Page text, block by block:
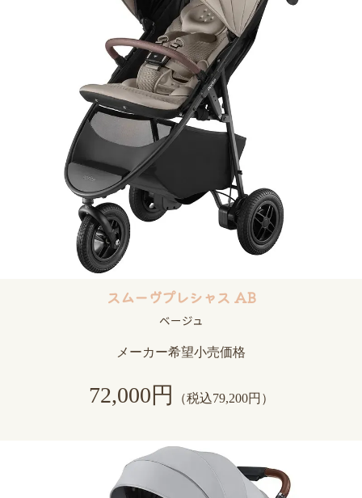
スムーヴプレシャス AB
ベージュ
メーカー希望小売価格
72,000円 （税込79,200円）